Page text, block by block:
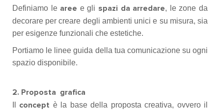
Definiamo le aree e gli spazi da arredare, le zone da
decorare per creare degli ambienti unici e su misura, sia
per esigenze funzionali che estetiche.
Portiamo le linee guida della tua comunicazione su ogni
spazio disponibile.
2. Proposta grafica
concept è la base della proposta creativa, ovvero il